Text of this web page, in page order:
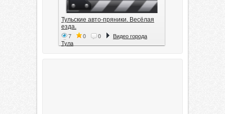
Тульские авто-пряники. Весёлая
езда.
7 0 0
Видео города
Тула